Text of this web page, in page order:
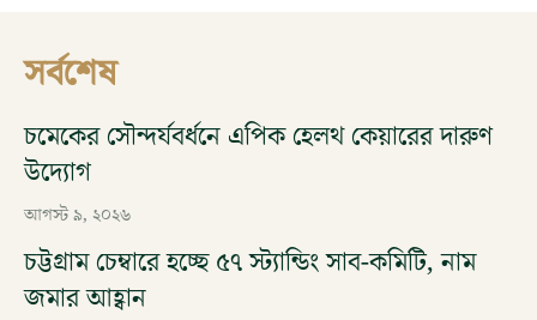
সর্বশেষ
চমেকের সৌন্দর্যবর্ধনে এপিক হেলথ কেয়ারের দারুণ
উদ্যোগ
আগস্ট ৯, ২০২৬
চট্টগ্রাম চেম্বারে হচ্ছে ৫৭ স্ট্যান্ডিং সাব-কমিটি, নাম
জমার আহ্বান